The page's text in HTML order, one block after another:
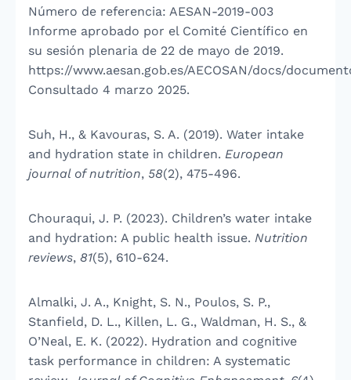
Número de referencia: AESAN-2019-003
Informe aprobado por el Comité Científico en
su sesión plenaria de 22 de mayo de 2019.
https://www.aesan.gob.es/AECOSAN/docs/
Consultado 4 marzo 2025.
Suh, H., & Kavouras, S. A. (2019). Water intake
and hydration state in children. European
journal of nutrition, 58(2), 475-496.
Chouraqui, J. P. (2023). Children’s water intake
and hydration: A public health issue. Nutrition
reviews, 81(5), 610-624.
Almalki, J. A., Knight, S. N., Poulos, S. P.,
Stanfield, D. L., Killen, L. G., Waldman, H. S., &
O’Neal, E. K. (2022). Hydration and cognitive
task performance in children: A systematic